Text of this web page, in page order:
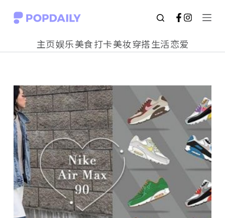
S
o
c
o
n
t
e
n
主页娱乐美食打卡美妆穿搭生活恋爱